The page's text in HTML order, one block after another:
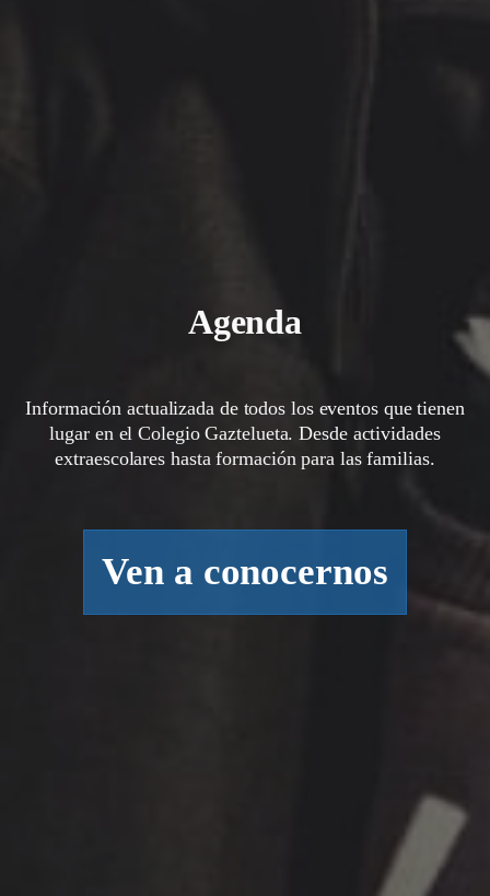
Agenda
Información actualizada de todos los eventos que tienen
lugar en el Colegio Gaztelueta. Desde actividades
extraescolares hasta formación para las familias.
Ven a conocernos